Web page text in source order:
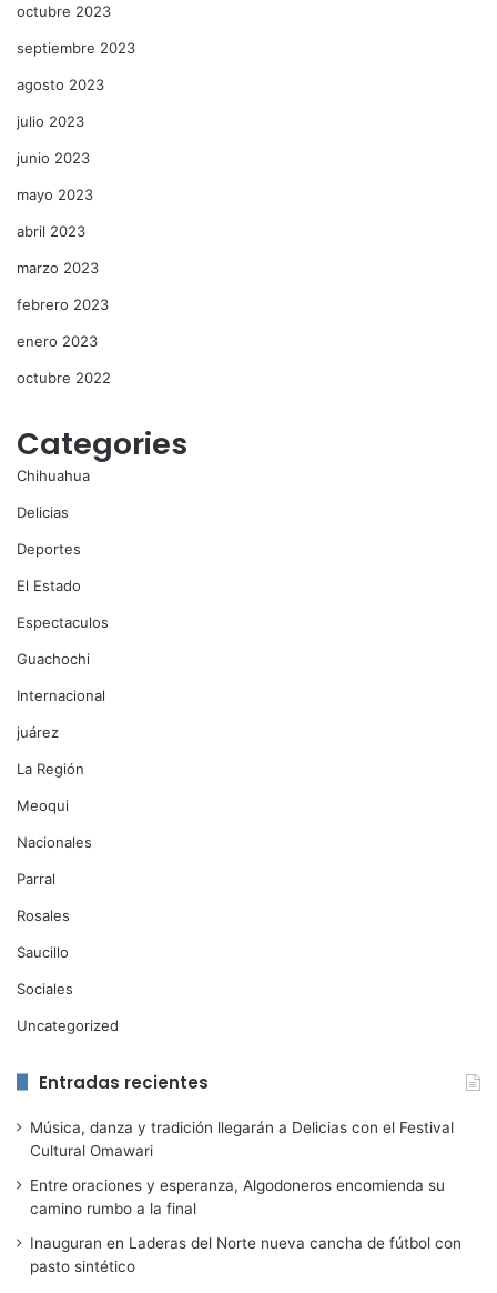
octubre 2023
septiembre 2023
agosto 2023
julio 2023
junio 2023
mayo 2023
abril 2023
marzo 2023
febrero 2023
enero 2023
octubre 2022
Categories
Chihuahua
Delicias
Deportes
El Estado
Espectaculos
Guachochi
Internacional
juárez
La Región
Meoqui
Nacionales
Parral
Rosales
Saucillo
Sociales
Uncategorized
Entradas recientes
Música, danza y tradición llegarán a Delicias con el Festival
Cultural Omawari
Entre oraciones y esperanza, Algodoneros encomienda su
camino rumbo a la final
Inauguran en Laderas del Norte nueva cancha de fútbol con
pasto sintético